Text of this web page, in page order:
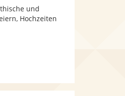
Sternen
und
Hochzeiten